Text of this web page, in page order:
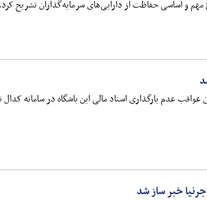
و اساسی حفاظت از دارایی‌های سرمایه‌گذاران تشریح کرد.
عواقب عدم بارگذاری اسناد مالی این باشگاه در سامانه
خبر ساز شد